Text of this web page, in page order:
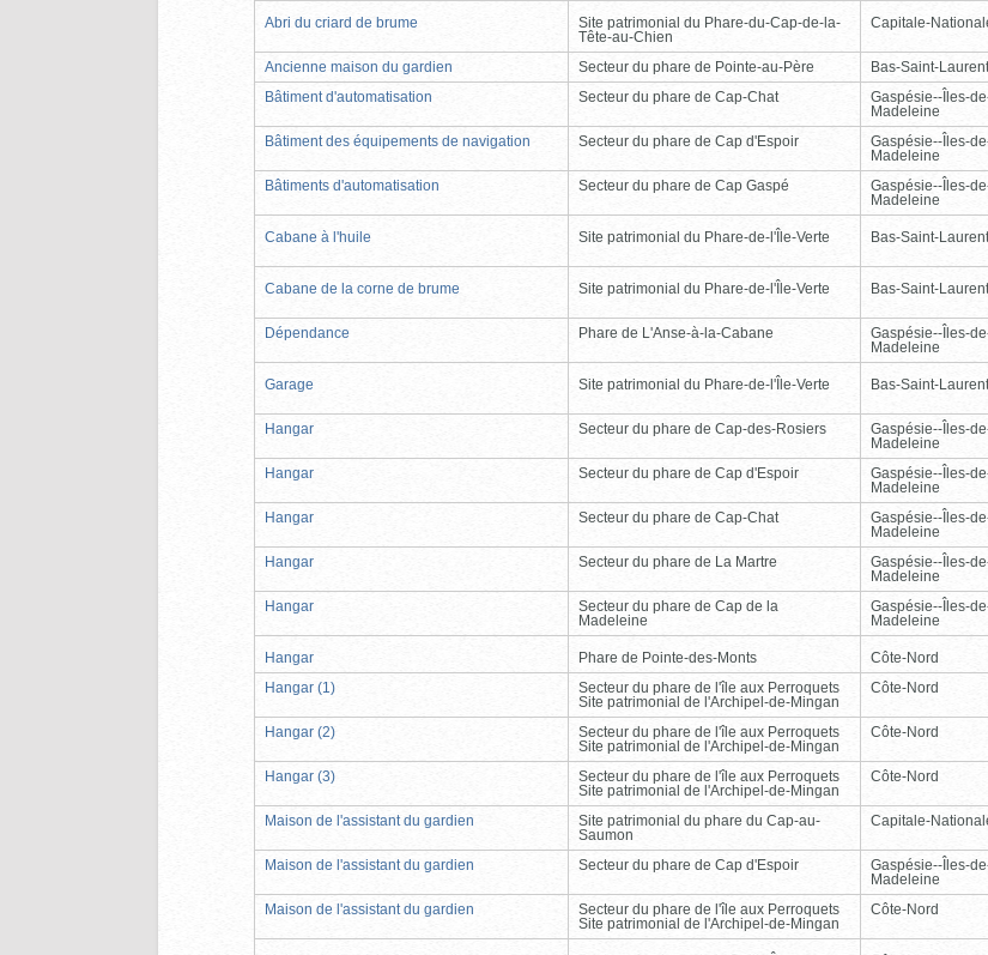
Abri du criard de brume
Site patrimonial du Phare-du-Cap-de-la-
Tête-au-Chien
Capitale-
Ancienne maison du gardien Secteur du phare de Pointe-au-Père Bas-Saint-Laurent
Bâtiment d'automatisation
Secteur du phare de Cap-Chat
Gaspésie--Îles-
Madeleine
Bâtiment des équipements de navigation Secteur du phare de Cap d'Espoir
Gaspésie--Îles-
Madeleine
Bâtiments d'automatisation Secteur du phare de Cap Gaspé
Gaspésie--Îles-
Madeleine
Cabane à l'huile Site patrimonial du Phare-de-l'Île-Verte Bas-Saint-Laurent
Cabane de la corne de brume Site patrimonial du Phare-de-l'Île-Verte Bas-Saint-Laurent
Dépendance
Phare de L'Anse-à-la-Cabane
Gaspésie--Îles-
Madeleine
Garage Site patrimonial du Phare-de-l'Île-Verte Bas-Saint-Laurent
Hangar
Secteur du phare de Cap-des-Rosiers
Gaspésie--Îles-
Madeleine
Hangar Secteur du phare de Cap d'Espoir
Gaspésie--Îles-
Madeleine
Hangar Secteur du phare de Cap-Chat
Gaspésie--Îles-
Madeleine
Hangar Secteur du phare de La Martre
Gaspésie--Îles-
Madeleine
Hangar
Secteur du phare de Cap de la
Madeleine
Gaspésie--Îles-
Madeleine
Hangar Phare de Pointe-des-Monts Côte-Nord
Hangar (1)
Secteur du phare de l'île aux Perroquets
Site patrimonial de l'Archipel-de-Mingan
Côte-Nord
Hangar (2)
Secteur du phare de l'île aux Perroquets
Site patrimonial de l'Archipel-de-Mingan
Côte-Nord
Hangar (3)
Secteur du phare de l'île aux Perroquets
Site patrimonial de l'Archipel-de-Mingan
Côte-Nord
Maison de l'assistant du gardien
Site patrimonial du phare du Cap-au-
Saumon
Capitale-
Maison de l'assistant du gardien Secteur du phare de Cap d'Espoir
Gaspésie--Îles-
Madeleine
Maison de l'assistant du gardien
Secteur du phare de l'île aux Perroquets
Site patrimonial de l'Archipel-de-Mingan
Côte-Nord